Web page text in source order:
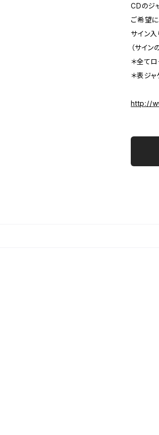
CDのジ
ご希望
サイン
（サイ
＊全て
＊表ジャ
http://